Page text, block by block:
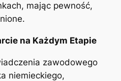
mając pewność,
na Każdym Etapie
zawodowego
niemieckiego,